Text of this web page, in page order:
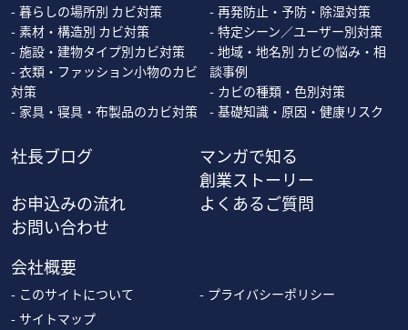
暮らしの場所別 カビ対策
素材・構造別 カビ対策
施設・建物タイプ別カビ対策
衣類・ファッション小物のカビ
対策
家具・寝具・布製品のカビ対策
再発防止・予防・除湿対策
特定シーン／ユーザー別対策
地域・地名別 カビの悩み・相
談事例
カビの種類・色別対策
基礎知識・原因・健康リスク
社長ブログ
マンガで知る
創業ストーリー
お申込みの流れ
よくあるご質問
お問い合わせ
会社概要
このサイトについて
プライバシーポリシー
サイトマップ